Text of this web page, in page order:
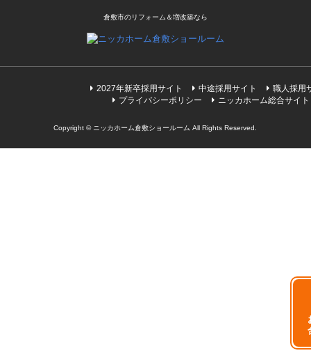
倉敷市のリフォーム＆増改築なら
2027年新卒採用サイト 中途採用サイト
職人採用
プライバシーポリシー
ニッカホーム総合サイト
Copyright © ニッカホーム倉敷ショールーム All Rights Reserved.